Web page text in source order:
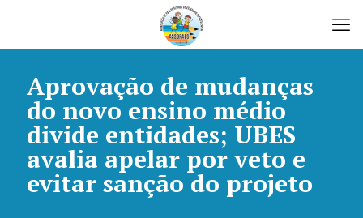
Aprovação de mudanças
do novo ensino médio
divide entidades; UBES
avalia apelar por veto e
evitar sanção do projeto